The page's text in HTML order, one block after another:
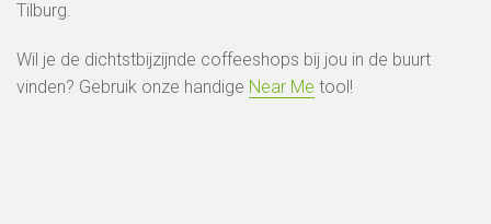
Tilburg.
Wil je de dichtstbijzijnde coffeeshops bij jou in de buurt
vinden? Gebruik onze handige Near Me tool!